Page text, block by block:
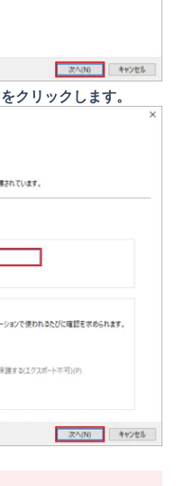
クリックします。